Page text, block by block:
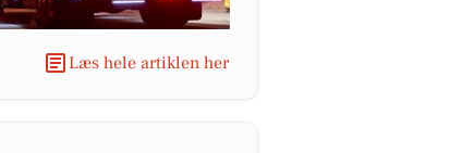
Læs hele artiklen her